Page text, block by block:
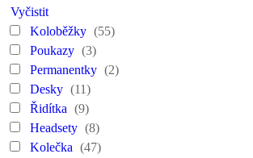
Vyčistit
Koloběžky (55)
Poukazy (3)
Permanentky (2)
Desky (11)
Řidítka (9)
Headsety (8)
Kolečka (47)